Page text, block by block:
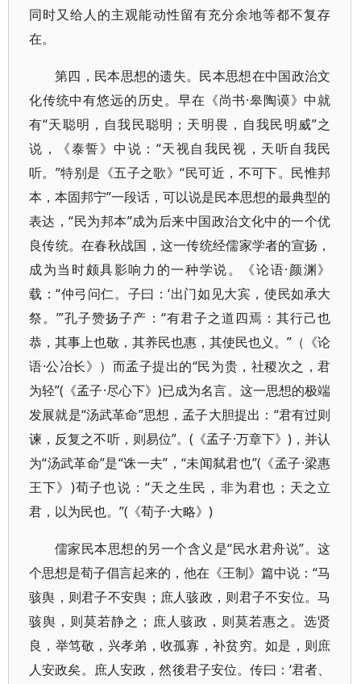
同时又给人的主观能动性留有充分余地等都不复存
在。
第四，民本思想的遗失。民本思想在中国政治文
化传统中有悠远的历史。早在《尚书·皋陶谟》中就
有“天聪明，自我民聪明；天明畏，自我民明威”之
说，《泰誓》中说：“天视自我民视，天听自我民
听。”特别是《五子之歌》“民可近，不可下。民惟邦
本，本固邦宁”一段话，可以说是民本思想的最典型的
表达，“民为邦本”成为后来中国政治文化中的一个优
良传统。在春秋战国，这一传统经儒家学者的宣扬，
成为当时颇具影响力的一种学说。《论语·颜渊》
载：“仲弓问仁。子曰：‘出门如见大宾，使民如承大
祭。’”孔子赞扬子产：“有君子之道四焉：其行己也
恭，其事上也敬，其养民也惠，其使民也义。”（《论
语·公冶长》）而孟子提出的“民为贵，社稷次之，君
为轻”(《孟子·尽心下》)已成为名言。这一思想的极端
发展就是“汤武革命”思想，孟子大胆提出：“君有过则
谏，反复之不听，则易位”。(《孟子·万章下》)，并认
为“汤武革命”是“诛一夫”，“未闻弑君也”(《孟子·梁惠
王下》)荀子也说：“天之生民，非为君也；天之立
君，以为民也。”(《荀子·大略》)
儒家民本思想的另一个含义是“民水君舟说”。这
个思想是荀子倡言起来的，他在《王制》篇中说：“马
骇舆，则君子不安舆；庶人骇政，则君子不安位。马
骇舆，则莫若静之；庶人骇政，则莫若惠之。选贤
良，举笃敬，兴孝弟，收孤寡，补贫穷。如是，则庶
人安政矣。庶人安政，然後君子安位。传曰：‘君者、